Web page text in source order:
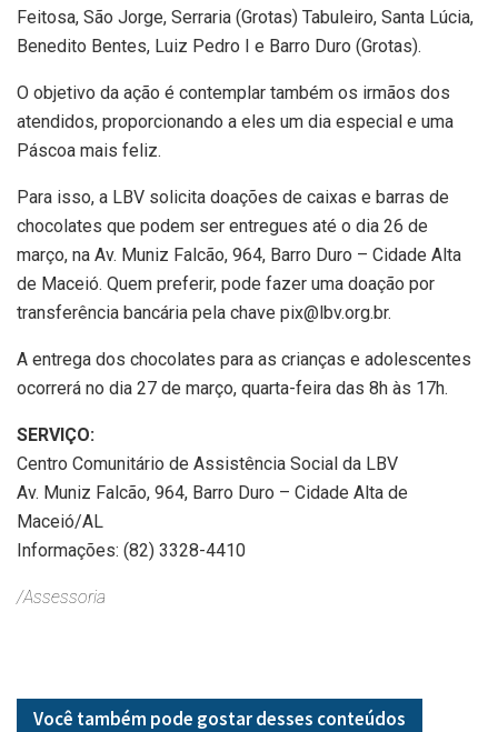
Feitosa, São Jorge, Serraria (Grotas) Tabuleiro, Santa Lúcia,
Benedito Bentes, Luiz Pedro I e Barro Duro (Grotas).
O objetivo da ação é contemplar também os irmãos dos
atendidos, proporcionando a eles um dia especial e uma
Páscoa mais feliz.
Para isso, a LBV solicita doações de caixas e barras de
chocolates que podem ser entregues até o dia 26 de
março, na Av. Muniz Falcão, 964, Barro Duro – Cidade Alta
de Maceió. Quem preferir, pode fazer uma doação por
transferência bancária pela chave pix@lbv.org.br.
A entrega dos chocolates para as crianças e adolescentes
ocorrerá no dia 27 de março, quarta-feira das 8h às 17h.
SERVIÇO:
Centro Comunitário de Assistência Social da LBV
Av. Muniz Falcão, 964, Barro Duro – Cidade Alta de
Maceió/AL
Informações: (82) 3328-4410
/Assessoria
Você também pode gostar desses conteúdos